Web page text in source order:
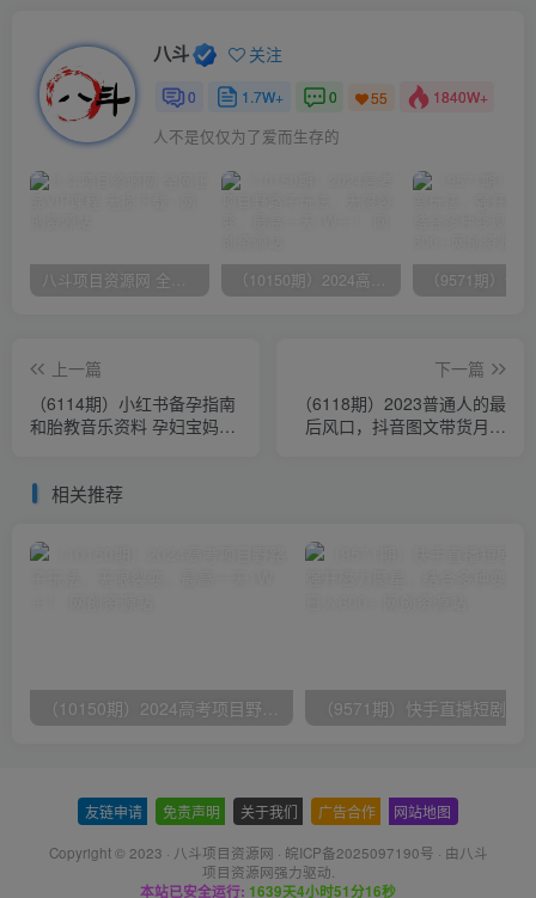
八斗 关注
0 1.7W+ 0 55 1840W+
人不是仅仅为了爱而生存的
八斗项目资源网 全网正品VIP课程 无损下载~ （10150期）2024高考项目野路子玩法，无限裂变，最高一天1W＋！
上一篇
（6114期）小红书备孕指南
和胎教音乐资料 孕妇宝妈首
下一篇
（6118期）2023普通人的最
后风口，抖音图文带货月入
相关推荐
（10150期）2024高考项目野路子玩法，无限裂变，最高一天1W＋！
友链申请 免责声明 关于我们 广告合作 网站地图
Copyright © 2023 · 八斗项目资源网 · 皖ICP备2025097190号 · 由八斗
项目资源网强力驱动.
本站已安全运行: 1639天4小时51分16秒